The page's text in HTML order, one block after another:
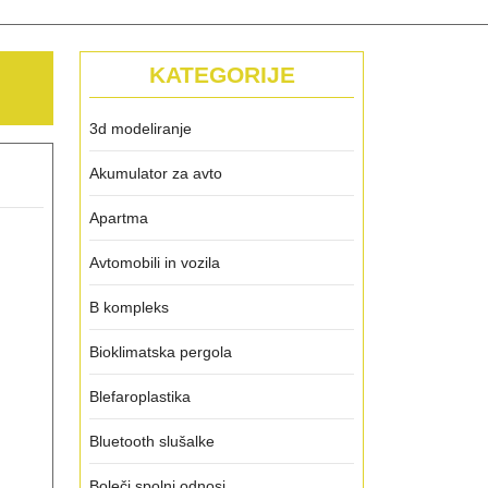
KATEGORIJE
3d modeliranje
Akumulator za avto
Apartma
Avtomobili in vozila
B kompleks
Bioklimatska pergola
Blefaroplastika
Bluetooth slušalke